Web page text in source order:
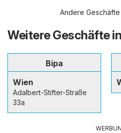
Andere
Weitere Geschäfte
Bipa
Wien
Adalbert-Stifter-Straße
33a